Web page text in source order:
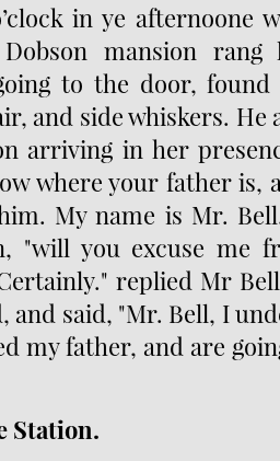
in ye afternoone
mansion rang
to the door,
and side whiskers. He
arriving in her
where your father is,
My name is Mr.
"will you excuse me
replied Mr
and said, "Mr. Bell, I
my father, and are
Station.